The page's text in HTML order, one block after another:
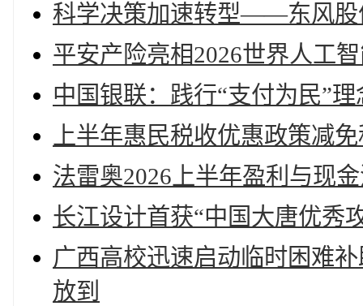
科学决策加速转型——东风股
平安产险亮相2026世界人工
中国银联：践行“支付为民”
上半年惠民税收优惠政策减
法雷奥2026上半年盈利与现
长江设计首获“中国大唐优秀
广西高校迅速启动临时困难
放到